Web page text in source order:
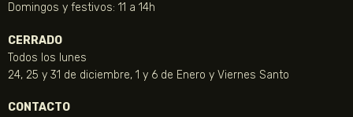
Domingos y festivos: 11 a 14h
CERRADO
Todos los lunes
24, 25 y 31 de diciembre, 1 y 6 de Enero y Viernes Santo
CONTACTO